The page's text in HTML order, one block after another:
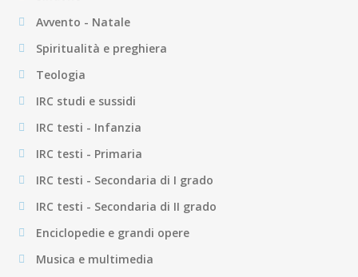
Avvento - Natale
Spiritualità e preghiera
Teologia
IRC studi e sussidi
IRC testi - Infanzia
IRC testi - Primaria
IRC testi - Secondaria di I grado
IRC testi - Secondaria di II grado
Enciclopedie e grandi opere
Musica e multimedia